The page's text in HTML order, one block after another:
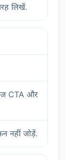
लिखें.
CTA और
नहीं जोड़ें.